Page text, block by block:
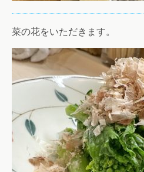
菜の花をいただきます。